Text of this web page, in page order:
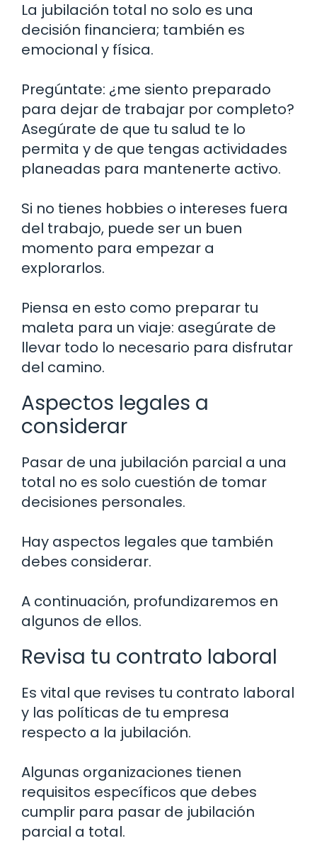
La jubilación total no solo es una
decisión financiera; también es
emocional y física.
Pregúntate: ¿me siento preparado
para dejar de trabajar por completo?
Asegúrate de que tu salud te lo
permita y de que tengas actividades
planeadas para mantenerte activo.
Si no tienes hobbies o intereses fuera
del trabajo, puede ser un buen
momento para empezar a
explorarlos.
Piensa en esto como preparar tu
maleta para un viaje: asegúrate de
llevar todo lo necesario para disfrutar
del camino.
Aspectos legales a
considerar
Pasar de una jubilación parcial a una
total no es solo cuestión de tomar
decisiones personales.
Hay aspectos legales que también
debes considerar.
A continuación, profundizaremos en
algunos de ellos.
Revisa tu contrato laboral
Es vital que revises tu contrato laboral
y las políticas de tu empresa
respecto a la jubilación.
Algunas organizaciones tienen
requisitos específicos que debes
cumplir para pasar de jubilación
parcial a total.